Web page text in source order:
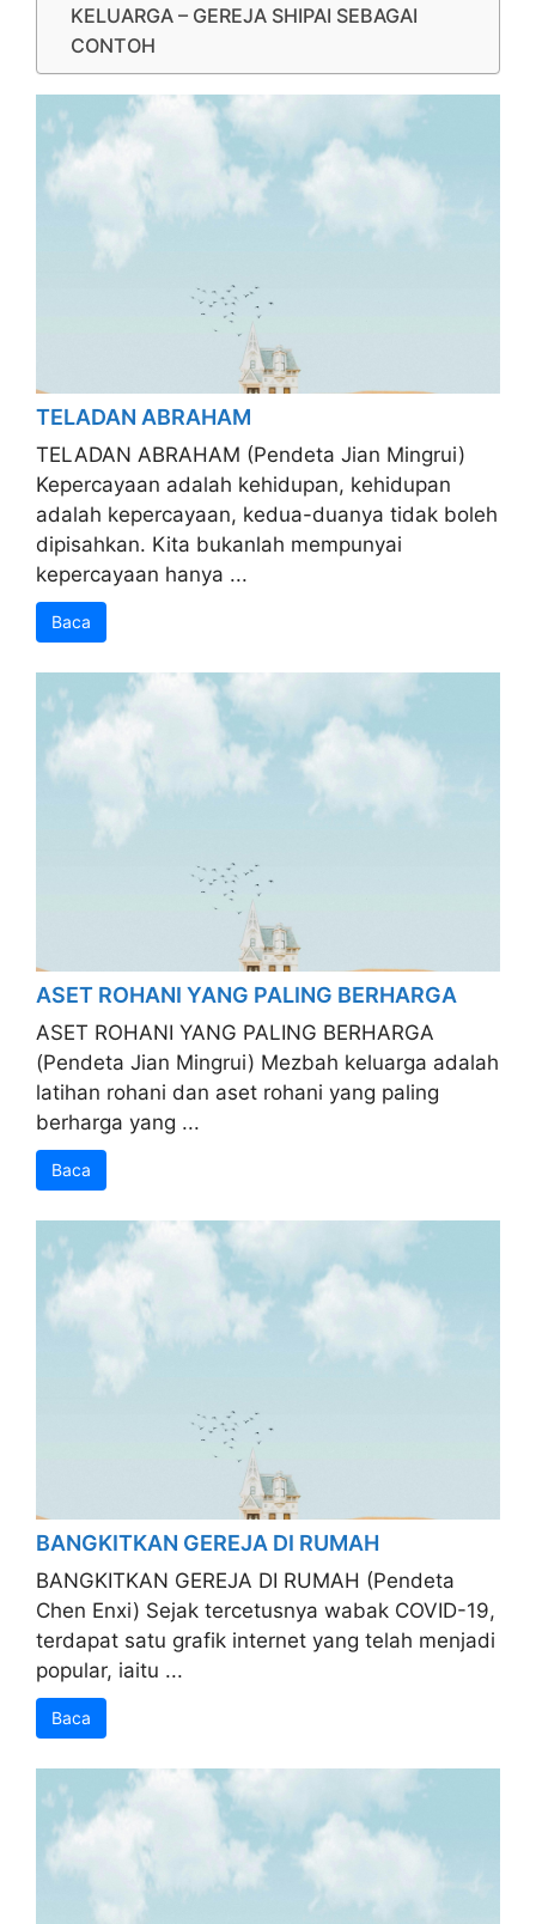
KELUARGA – GEREJA SHIPAI SEBAGAI
CONTOH
TELADAN ABRAHAM
TELADAN ABRAHAM (Pendeta Jian Mingrui)
Kepercayaan adalah kehidupan, kehidupan
adalah kepercayaan, kedua-duanya tidak boleh
dipisahkan. Kita bukanlah mempunyai
kepercayaan hanya ...
Baca
ASET ROHANI YANG PALING BERHARGA
ASET ROHANI YANG PALING BERHARGA
(Pendeta Jian Mingrui) Mezbah keluarga adalah
latihan rohani dan aset rohani yang paling
berharga yang ...
Baca
BANGKITKAN GEREJA DI RUMAH
BANGKITKAN GEREJA DI RUMAH (Pendeta
Chen Enxi) Sejak tercetusnya wabak COVID-19,
terdapat satu grafik internet yang telah menjadi
popular, iaitu ...
Baca